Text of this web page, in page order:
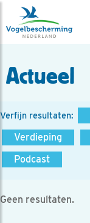
Actueel
Verfijn resultaten:
Verdieping
Podcast
Geen resultaten.